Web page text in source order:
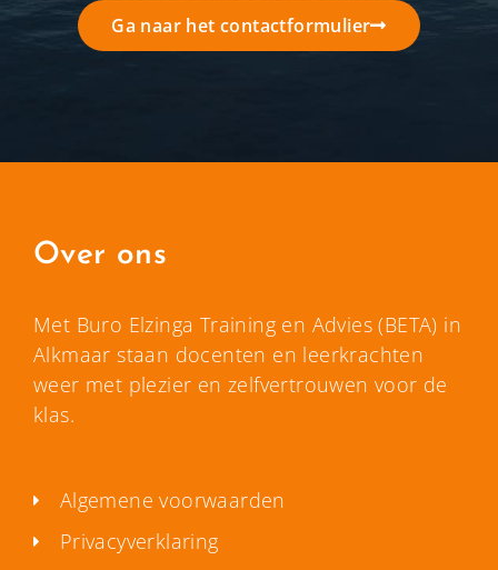
Ga naar het contactformulier
Over ons
Met Buro Elzinga Training en Advies (BETA) in
Alkmaar staan docenten en leerkrachten
weer met plezier en zelfvertrouwen voor de
klas.
Algemene voorwaarden
Privacyverklaring